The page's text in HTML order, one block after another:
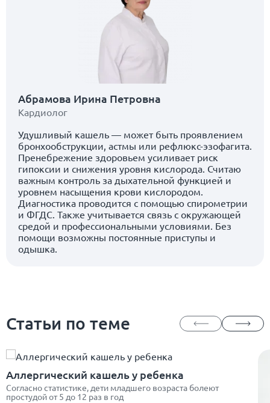
Абрамова Ирина Петровна
Кардиолог
Удушливый кашель — может быть проявлением
бронхообструкции, астмы или рефлюкс-эзофагита.
Пренебрежение здоровьем усиливает риск
гипоксии и снижения уровня кислорода. Считаю
важным контроль за дыхательной функцией и
уровнем насыщения крови кислородом.
Диагностика проводится с помощью спирометрии
и ФГДС. Также учитывается связь с окружающей
средой и профессиональными условиями. Без
помощи возможны постоянные приступы и
одышка.
Статьи по теме
Аллергический кашель у ребенка
Согласно статистике, дети младшего возраста болеют
простудой от 5 до 12 раз в год